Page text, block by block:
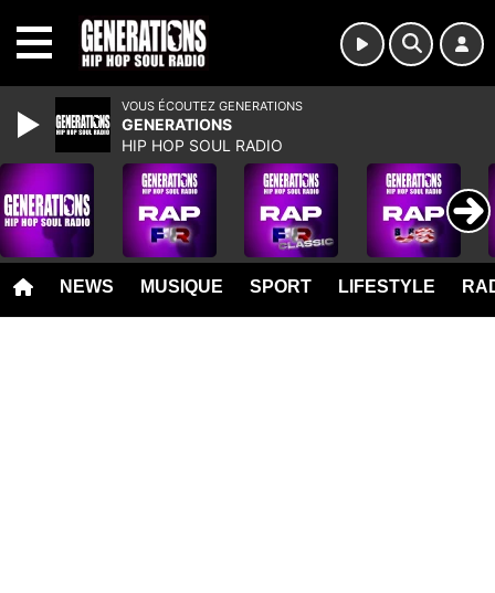
NEWS MUSIQUE SPORT LIFESTYLE
VOUS ÉCOUTEZ GENERATIONS
GENERATIONS
HIP HOP SOUL RADIO